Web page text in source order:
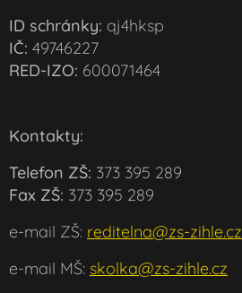
ID schránky: qj4hksp
IČ: 49746227
RED-IZO: 600071464
Kontakty:
Telefon ZŠ: 373 395 289
Fax ZŠ: 373 395 289
e-mail ZŠ: reditelna@zs-zihle.cz
e-mail MŠ: skolka@zs-zihle.cz